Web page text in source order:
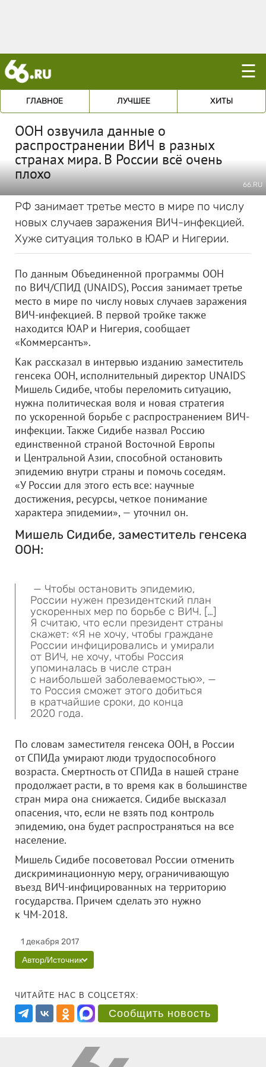
☰
ГЛАВНОЕ ЛУЧШЕЕ ХИТЫ
ООН озвучила данные о
распространении ВИЧ в разных
странах мира. В России всё очень
плохо
66.RU
РФ занимает третье место в мире по числу
новых случаев заражения ВИЧ-инфекцией.
Хуже ситуация только в ЮАР и Нигерии.
По данным Объединенной программы ООН
по ВИЧ/СПИД (UNAIDS), Россия занимает третье
место в мире по числу новых случаев заражения
ВИЧ-инфекцией. В первой тройке также
находится ЮАР и Нигерия, сообщает
«Коммерсантъ».
Как рассказал в интервью изданию заместитель
генсека ООН, исполнительный директор UNAIDS
Мишель Сидибе, чтобы переломить ситуацию,
нужна политическая воля и новая стратегия
по ускоренной борьбе с распространением ВИЧ-
инфекции. Также Сидибе назвал Россию
единственной страной Восточной Европы
и Центральной Азии, способной остановить
эпидемию внутри страны и помочь соседям.
«У России для этого есть все: научные
достижения, ресурсы, четкое понимание
характера эпидемии», — уточнил он.
Мишель Сидибе, заместитель генсека
ООН:
— Чтобы остановить эпидемию,
России нужен президентский план
ускоренных мер по борьбе с ВИЧ. […]
Я считаю, что если президент страны
скажет: «Я не хочу, чтобы граждане
России инфицировались и умирали
от ВИЧ, не хочу, чтобы Россия
упоминалась в числе стран
с наибольшей заболеваемостью», —
то Россия сможет этого добиться
в кратчайшие сроки, до конца
2020 года.
По словам заместителя генсека ООН, в России
от СПИДа умирают люди трудоспособного
возраста. Смертность от СПИДа в нашей стране
продолжает расти, в то время как в большинстве
стран мира она снижается. Сидибе высказал
опасения, что, если не взять под контроль
эпидемию, она будет распространяться на все
население.
Мишель Сидибе посоветовал России отменить
дискриминационную меру, ограничивающую
въезд ВИЧ-инфицированных на территорию
государства. Причем сделать это нужно
к ЧМ-2018.
1 декабря 2017
Автор/Источник
ЧИТАЙТЕ НАС В СОЦСЕТЯХ:
Сообщить новость